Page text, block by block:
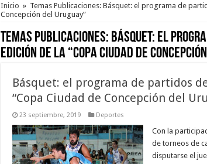
Inicio » Temas Publicaciones: Básquet: el programa de
Concepción del Uruguay”
Temas Publicaciones: Básquet: el
edición de la “Copa Ciudad de
Básquet: el programa de partidos
“Copa Ciudad de Concepción del
23 septiembre, 2019 Deportes
Con la
de torneos de
disputarse el